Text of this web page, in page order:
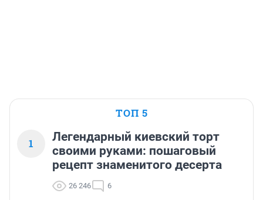
ТОП 5
1
Легендарный киевский торт
своими руками: пошаговый
рецепт знаменитого десерта
26 246 6